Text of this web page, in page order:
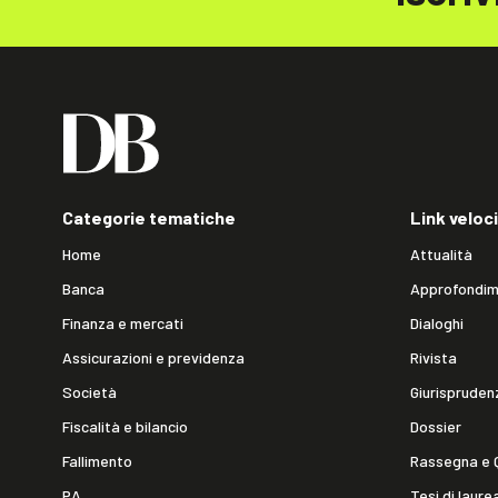
Categorie tematiche
Home
Banca
Finanza e mercati
Assicurazioni e previdenza
Società
Fiscalità e bilancio
Fallimento
Link veloci
Attualità
Dialoghi
Rivista
Dossier
Rassegna e